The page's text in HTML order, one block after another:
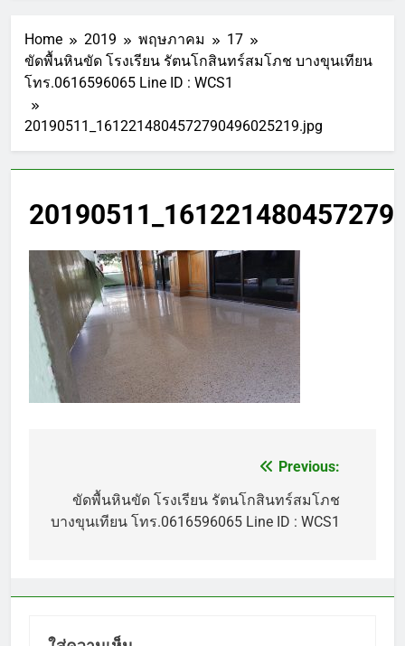
Home 2019 พฤษภาคม
17
ขัดพื้นหินขัด โรงเรียน รัตนโกสินทร์สมโภช บางขุนเทียน
โทร.0616596065 Line ID : WCS1
20190511_1612214804572790496025219.jpg
เรื่อง
Previous:
ขัดพื้นหินขัด โรงเรียน รัตนโกสินทร์สมโภช
บางขุนเทียน โทร.0616596065 Line ID : WCS1